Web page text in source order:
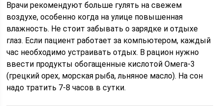
Врачи рекомендуют больше гулять на свежем
воздухе, особенно когда на улице повышенная
влажность. Не стоит забывать о зарядке и отдыхе
глаз. Если пациент работает за компьютером, каждый
час необходимо устраивать отдых. В рацион нужно
ввести продукты обогащенные кислотой Омега-3
(грецкий орех, морская рыба, льняное масло). На сон
надо тратить 7-8 часов в сутки.